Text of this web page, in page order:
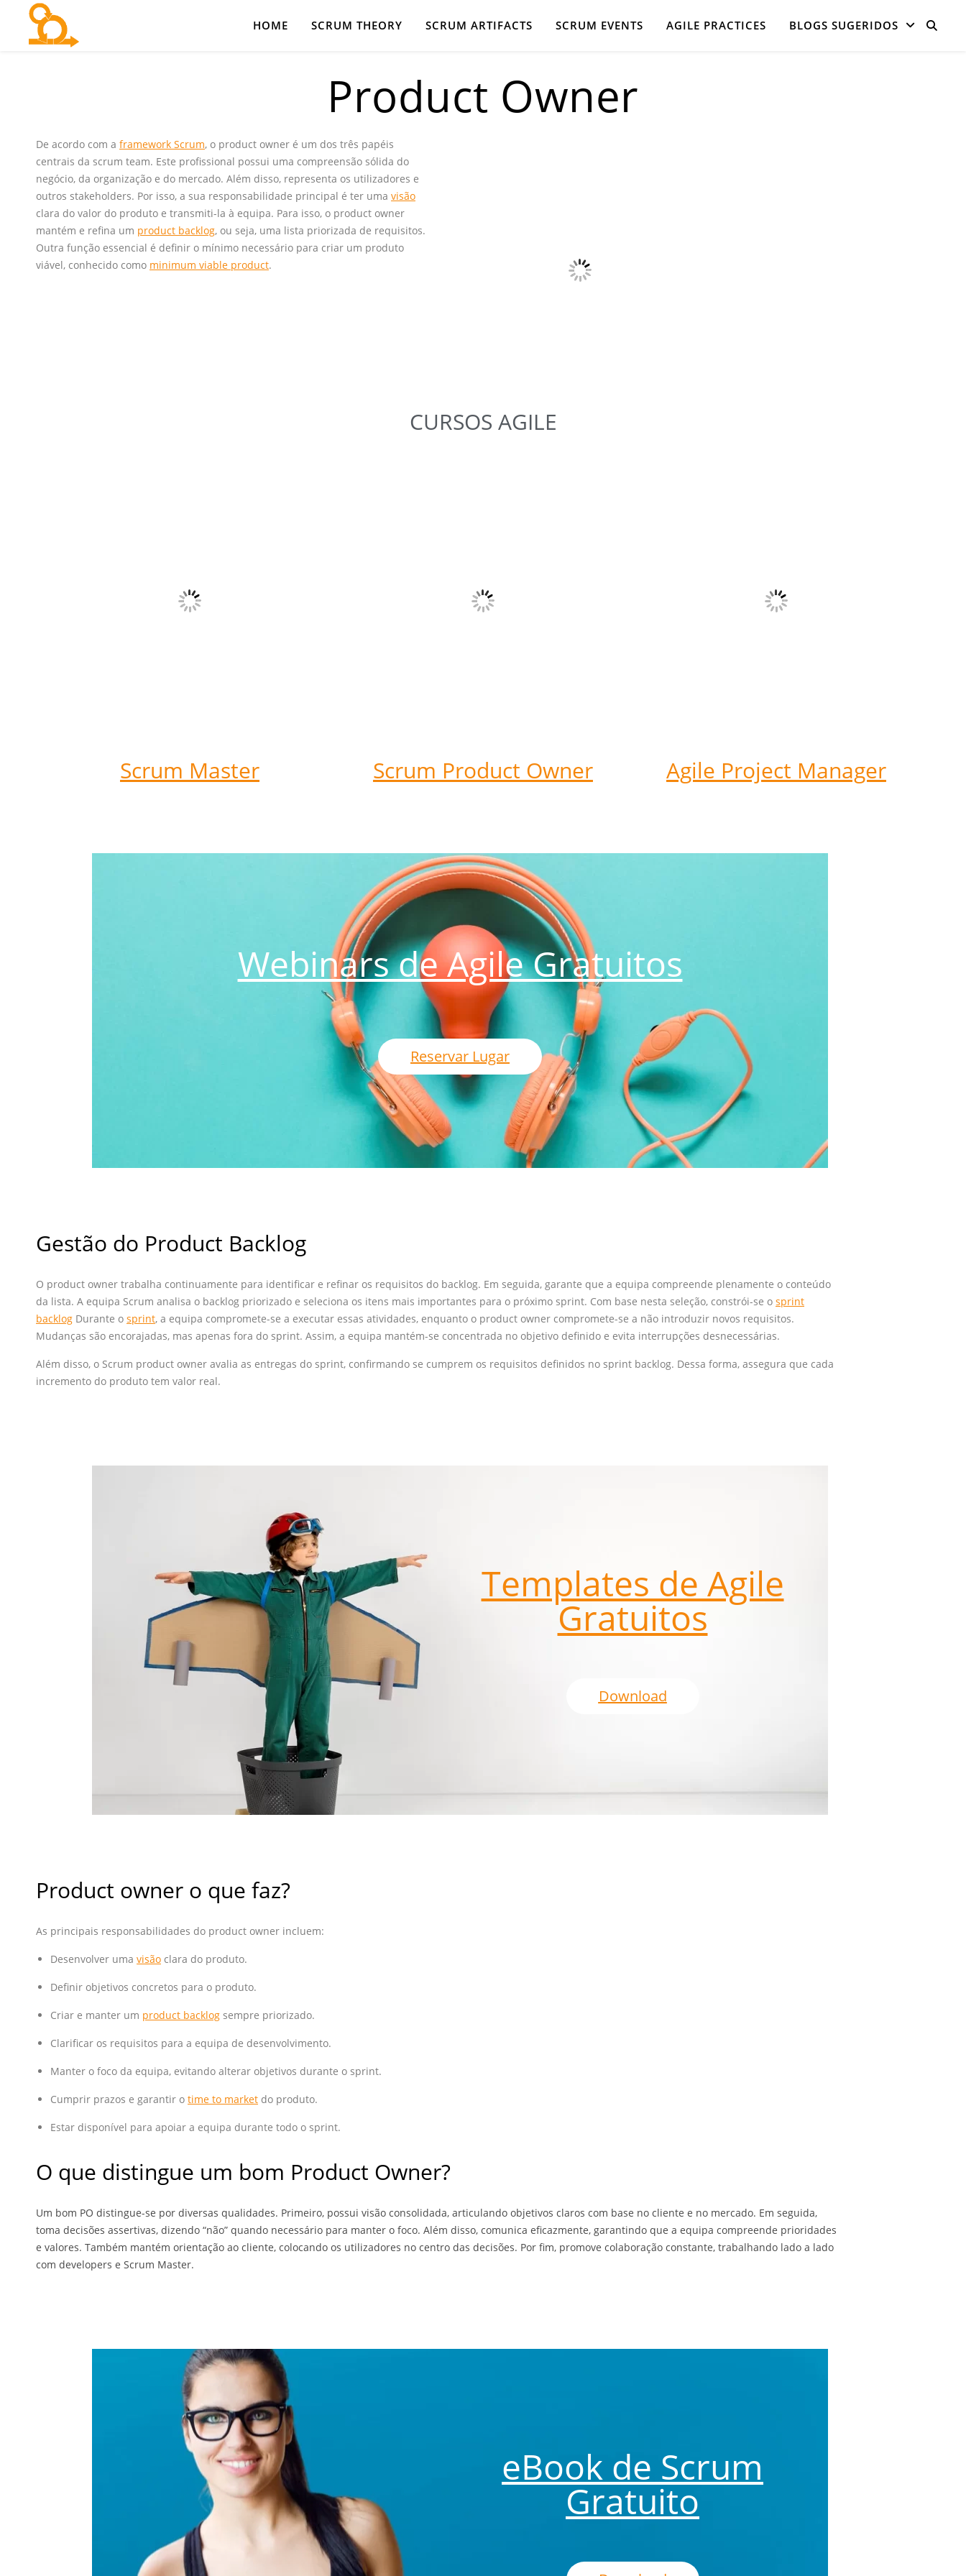
HOME SCRUM THEORY SCRUM ARTIFACTS SCRUM EVENTS AGILE PRACTICES BLOGS SUGERIDOS
Product Owner
De acordo com a framework Scrum, o product owner é um dos três papéis
centrais da scrum team. Este profissional possui uma compreensão sólida do
negócio, da organização e do mercado. Além disso, representa os utilizadores e
outros stakeholders. Por isso, a sua responsabilidade principal é ter uma visão
clara do valor do produto e transmiti-la à equipa. Para isso, o product owner
mantém e refina um product backlog, ou seja, uma lista priorizada de requisitos.
Outra função essencial é definir o mínimo necessário para criar um produto
viável, conhecido como minimum viable product.
CURSOS AGILE
Scrum Master Scrum Product Owner Agile Project Manager
Webinars de Agile Gratuitos
Reservar Lugar
Gestão do Product Backlog
O product owner trabalha continuamente para identificar e refinar os requisitos do backlog. Em seguida, garante que a equipa compreende plenamente o conteúdo
da lista. A equipa Scrum analisa o backlog priorizado e seleciona os itens mais importantes para o próximo sprint. Com base nesta seleção, constrói-se o sprint
backlog Durante o sprint, a equipa compromete-se a executar essas atividades, enquanto o product owner compromete-se a não introduzir novos requisitos.
Mudanças são encorajadas, mas apenas fora do sprint. Assim, a equipa mantém-se concentrada no objetivo definido e evita interrupções desnecessárias.
Além disso, o Scrum product owner avalia as entregas do sprint, confirmando se cumprem os requisitos definidos no sprint backlog. Dessa forma, assegura que cada
incremento do produto tem valor real.
Templates de Agile
Gratuitos
Download
Product owner o que faz?
As principais responsabilidades do product owner incluem:
Desenvolver uma visão clara do produto.
Definir objetivos concretos para o produto.
Criar e manter um product backlog sempre priorizado.
Clarificar os requisitos para a equipa de desenvolvimento.
Manter o foco da equipa, evitando alterar objetivos durante o sprint.
Cumprir prazos e garantir o time to market do produto.
Estar disponível para apoiar a equipa durante todo o sprint.
O que distingue um bom Product Owner?
Um bom PO distingue-se por diversas qualidades. Primeiro, possui visão consolidada, articulando objetivos claros com base no cliente e no mercado. Em seguida,
toma decisões assertivas, dizendo “não” quando necessário para manter o foco. Além disso, comunica eficazmente, garantindo que a equipa compreende prioridades
e valores. Também mantém orientação ao cliente, colocando os utilizadores no centro das decisões. Por fim, promove colaboração constante, trabalhando lado a lado
com developers e Scrum Master.
eBook de Scrum
Gratuito